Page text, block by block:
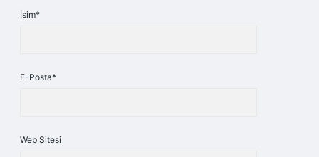
İsim*
E-Posta*
Web Sitesi